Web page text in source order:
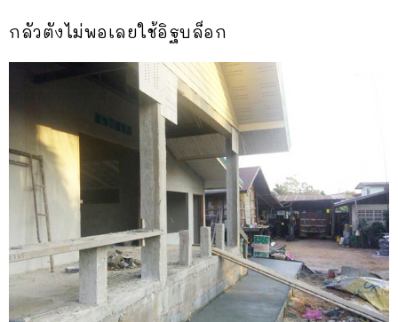
กลัวตังไม่พอเลยใช้อิฐบล็อก